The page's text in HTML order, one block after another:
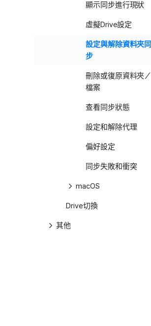
顯示同步進行現狀
虛擬Drive設定
設定與解除資料夾同
步
刪除或復原資料夾／
檔案
查看同步狀態
設定和解除代理
偏好設定
同步失敗和衝突
macOS
Drive切換
其他